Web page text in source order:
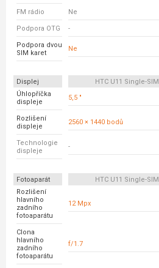
FM rádio Ne
Podpora OTG -
Podpora dvou
SIM karet
Ne
Displej HTC U11 Single-SIM
Úhlopříčka
displeje
5,5 "
Rozlišení
displeje
2560 × 1440 bodů
Technologie
displeje
-
Fotoaparát HTC U11 Single-SIM
Rozlišení
hlavního
zadního
fotoaparátu
12 Mpx
Clona
hlavního
zadního
fotoaparátu
f/1.7